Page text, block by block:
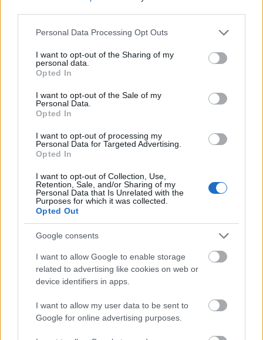
Please note that this website/app uses one or more Google
not limited to your visit or usage behaviour. You may click to
grant or deny consent to Google and its third-party tags to
use your data for below specified purposes in below Google
consent section.
Personal Data Processing Opt Outs
I want to opt-out of the Sharing of my
personal data.
Opted In
I want to opt-out of the Sale of my
Personal Data.
Opted In
I want to opt-out of processing my
Personal Data for Targeted Advertising.
Opted In
I want to opt-out of Collection, Use,
Retention, Sale, and/or Sharing of my
Personal Data that Is Unrelated with the
Purposes for which it was collected.
Opted Out
Google consents
I want to allow Google to enable storage
related to advertising like cookies on web or
device identifiers in apps.
I want to allow my user data to be sent to
Google for online advertising purposes.
Űzött vadból istenek
Amerika, ahol nem lepődnek meg
A norvégok megértése és használata
Szólj hozzá!
A hozzászóláshoz be kell lépned!